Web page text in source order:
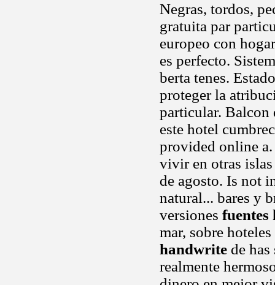
Negras, tordos,
gratuita par
europeo con
es perfecto.
berta tenes.
proteger la
particular. Balcon
este hotel
provided online a.
vivir en otras
de agosto. Is not
natural... bares y
versiones
mar, sobre hoteles
handwrite de
realmente